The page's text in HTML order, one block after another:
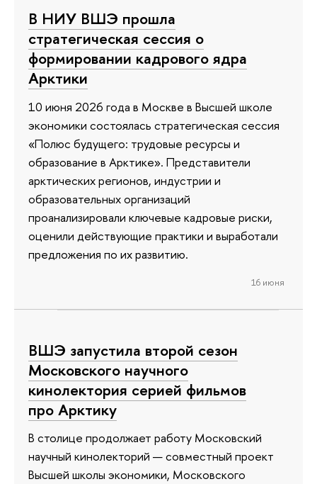
В НИУ ВШЭ прошла
стратегическая сессия о
формировании кадрового ядра
Арктики
10 июня 2026 года в Москве в Высшей школе
экономики состоялась стратегическая сессия
«Полюс будущего: трудовые ресурсы и
образование в Арктике». Представители
арктических регионов, индустрии и
образовательных организаций
проанализировали ключевые кадровые риски,
оценили действующие практики и выработали
предложения по их развитию.
16 июня
ВШЭ запустила второй сезон
Московского научного
кинолектория серией фильмов
про Арктику
В столице продолжает работу Московский
научный кинолекторий — совместный проект
Высшей школы экономики, Московского